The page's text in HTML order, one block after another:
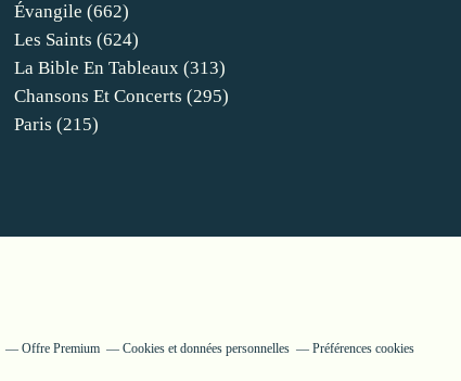
Évangile (662)
Les Saints (624)
La Bible En Tableaux (313)
Chansons Et Concerts (295)
Paris (215)
Offre Premium Cookies et données personnelles Préférences cookies